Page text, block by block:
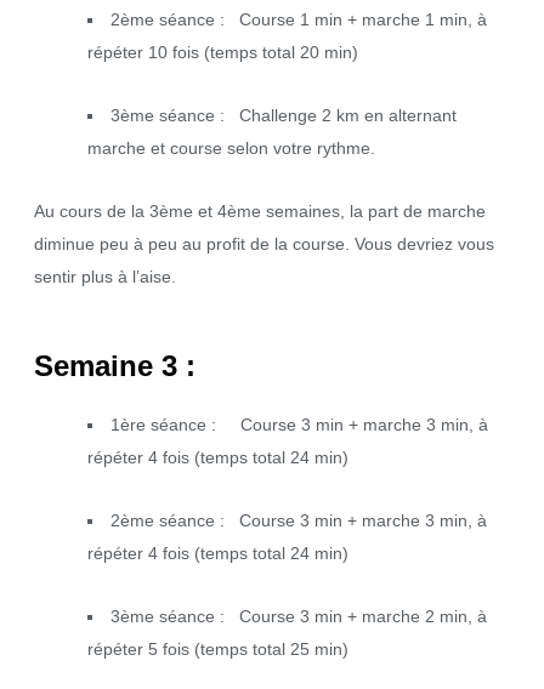
2ème séance : Course 1 min + marche 1 min, à
répéter 10 fois (temps total 20 min)
3ème séance : Challenge 2 km en alternant
marche et course selon votre rythme.
Au cours de la 3ème et 4ème semaines, la part de marche
diminue peu à peu au profit de la course. Vous devriez vous
sentir plus à l’aise.
Semaine 3 :
1ère séance : Course 3 min + marche 3 min, à
répéter 4 fois (temps total 24 min)
2ème séance : Course 3 min + marche 3 min, à
répéter 4 fois (temps total 24 min)
3ème séance : Course 3 min + marche 2 min, à
répéter 5 fois (temps total 25 min)